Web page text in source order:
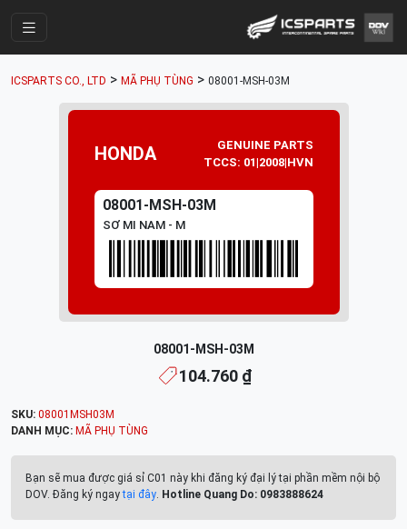
Mã Phụ Tùng
Nhóm Phụ Tùng
Tài khoản
ICSPARTS CO., LTD > MÃ PHỤ TÙNG > 08001-MSH-03M
HONDA
GENUINE PARTS
TCCS: 01|2008|HVN
08001-MSH-03M
SƠ MI NAM - M
08001-MSH-03M
104.760 ₫
SKU: 08001MSH03M
DANH MỤC: MÃ PHỤ TÙNG
Bạn sẽ mua được giá sỉ C01 này khi đăng ký đại lý tại phần mềm nội bộ
DOV. Đăng ký ngaytại đây. Hotline Quang Do: 0983888624